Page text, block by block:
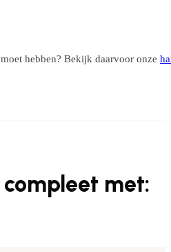
hebben? Bekijk daarvoor onze
met: